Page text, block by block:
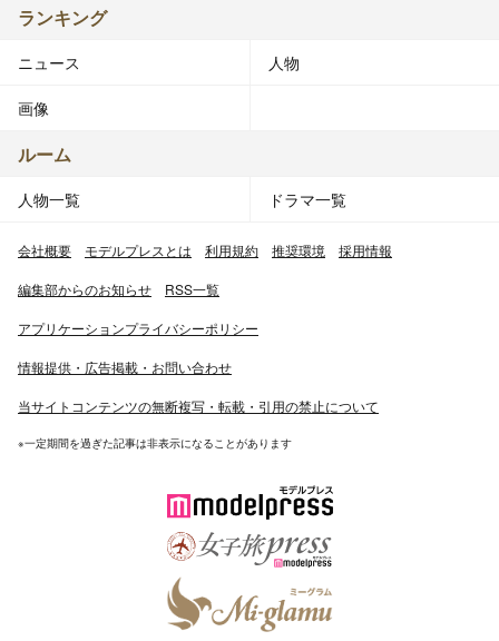
ランキング
ニュース 人物
画像
ルーム
人物一覧 ドラマ一覧
会社概要 モデルプレスとは 利用規約 推奨環境 採用情報
編集部からのお知らせ RSS一覧
アプリケーションプライバシーポリシー
情報提供・広告掲載・お問い合わせ
当サイトコンテンツの無断複写・転載・引用の禁止について
※一定期間を過ぎた記事は非表示になることがあります